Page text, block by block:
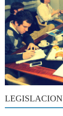
LEGISLACION